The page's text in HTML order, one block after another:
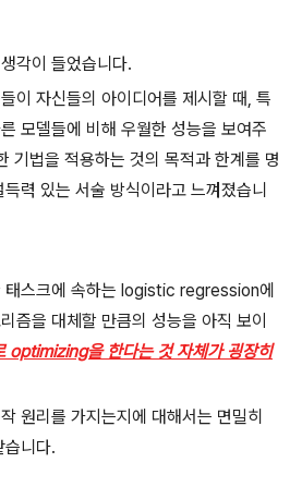
각이 들었습니다.
이 자신들의 아이디어를 제시할 때, 특
모델들에 비해 우월한 성능을 보여주
기법을 적용하는 것의 목적과 한계를 명
력 있는 서술 방식이라고 느껴졌습니
태스크에 속하는 logistic regression에
즘을 대체할 만큼의 성능을 아직 보이
optimizing을 한다는 것 자체가 굉장히
원리를 가지는지에 대해서는 면밀히
습니다.